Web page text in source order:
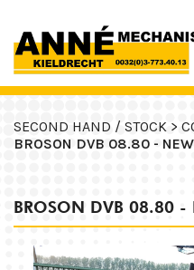
SECOND HAND / STOCK >
BROSON DVB 08.80 - NEW
BROSON DVB 08.80 -